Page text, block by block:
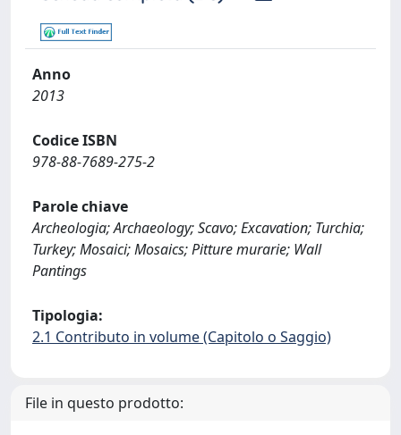
Anno
2013
Codice ISBN
978-88-7689-275-2
Parole chiave
Archeologia; Archaeology; Scavo; Excavation; Turchia;
Turkey; Mosaici; Mosaics; Pitture murarie; Wall
Pantings
Tipologia:
2.1 Contributo in volume (Capitolo o Saggio)
File in questo prodotto: